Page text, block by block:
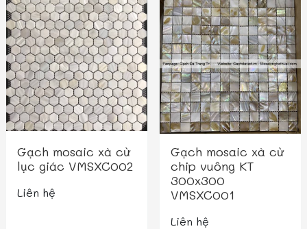
Gạch mosaic xà cừ
lục giác VMSXC002
Liên hệ
Gạch mosaic xà cừ
chip vuông KT
300x300
VMSXC001
Liên hệ